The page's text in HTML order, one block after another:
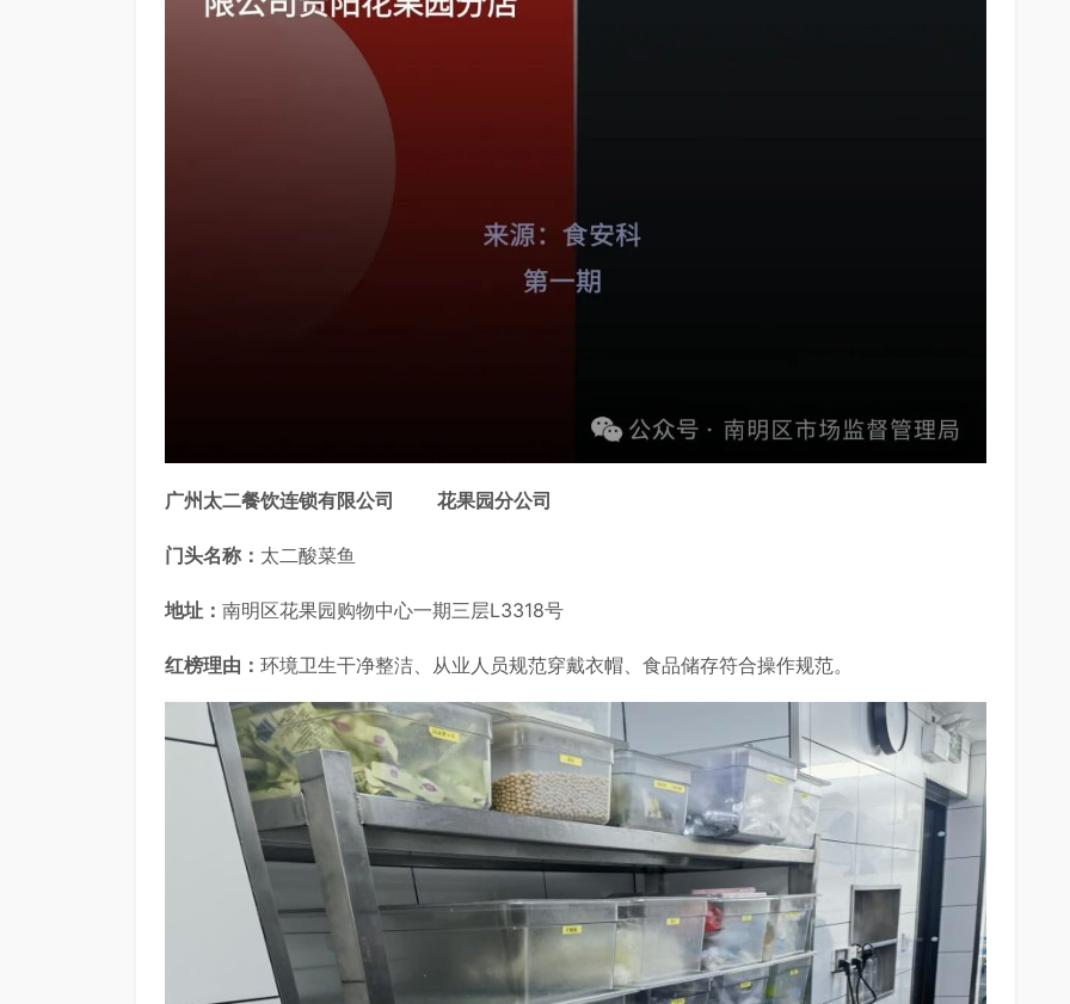
广州太二餐饮连锁有限公司 花果园分公司
门头名称： 太二酸菜鱼
地址： 南明区花果园购物中心一期三层L3318号
红榜理由： 环境卫生干净整洁、从业人员规范穿戴衣帽、食品储存符合操作规范。